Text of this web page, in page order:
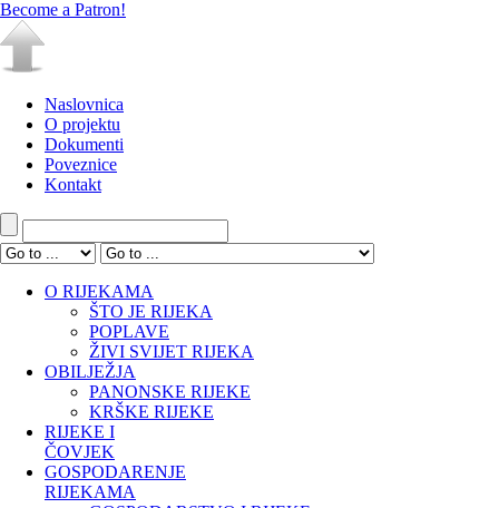
Become a Patron!
Naslovnica
O projektu
Dokumenti
Poveznice
Kontakt
O RIJEKAMA
ŠTO JE RIJEKA
POPLAVE
ŽIVI SVIJET RIJEKA
OBILJEŽJA
PANONSKE RIJEKE
KRŠKE RIJEKE
RIJEKE I
ČOVJEK
GOSPODARENJE
RIJEKAMA